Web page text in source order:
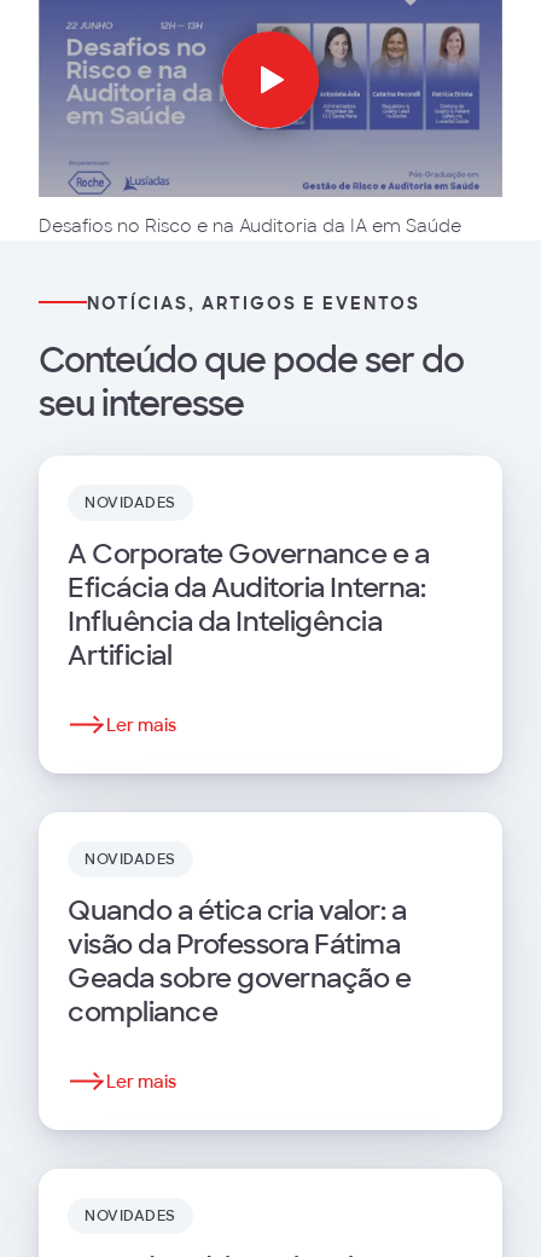
Desafios no Risco e na Auditoria da IA em Saúde
NOTÍCIAS, ARTIGOS E EVENTOS
Conteúdo que pode ser do
seu interesse
NOVIDADES
A Corporate Governance e a
Eficácia da Auditoria Interna:
Influência da Inteligência
Artificial
Ler mais
NOVIDADES
Quando a ética cria valor: a
visão da Professora Fátima
Geada sobre governação e
compliance
Ler mais
NOVIDADES